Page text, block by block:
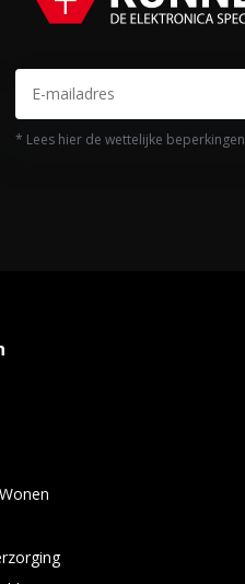
* Lees hier de wettelijke beperkingen